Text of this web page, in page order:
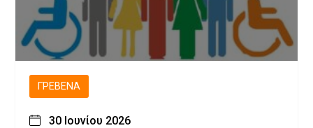
ΓΡΕΒΕΝΆ
30 Ιουνίου 2026